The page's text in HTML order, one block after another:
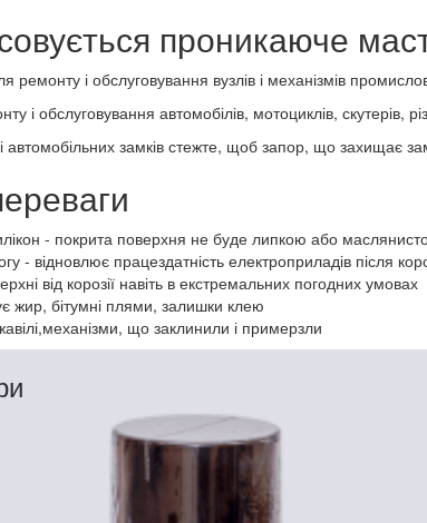
проникаюче
ремонту і обслуговування вузлів і механізмів
і обслуговування автомобілів, мотоциклів, скутерів,
замків стежте, щоб запор, що захищає
- покрита поверхня не буде липкою або
- відновлює працездатність електроприладів після
від корозії навіть в екстремальних погодних умовах
жир, бітумні плями, залишки клею
що заклинили і примерзли